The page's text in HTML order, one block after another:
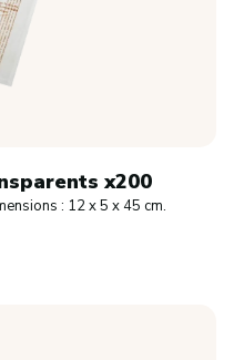
x200
: 12 x 5 x 45 cm.